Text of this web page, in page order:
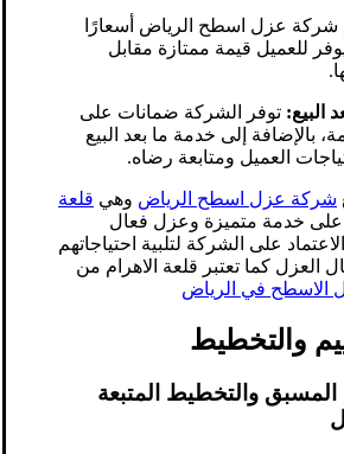
شركة عزل اسطح الرياض أسعارًا
للعميل قيمة ممتازة مقابل
توفر الشركة ضمانات على
بالإضافة إلى خدمة ما بعد البيع
العميل ومتابعة رضاه.
شركة عزل اسطح الرياض وهي قلعة
خدمة متميزة وعزل فعال
على الشركة لتلبية احتياجاتهم
كما تعتبر قلعة الاهرام من
في الرياض
المسبق والتخطيط المتبعة